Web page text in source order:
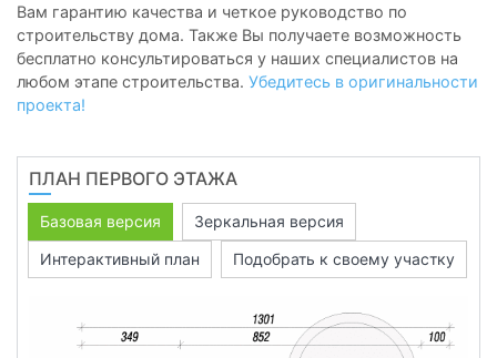
Вам гарантию качества и четкое руководство по
строительству дома. Также Вы получаете возможность
бесплатно консультироваться у наших специалистов на
любом этапе строительства. Убедитесь в оригинальности
проекта!
ПЛАН ПЕРВОГО ЭТАЖА
Базовая версия
Зеркальная версия
Интерактивный план
Подобрать к своему участку